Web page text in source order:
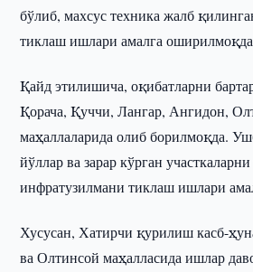
бўлиб, махсус техника жалб
тиклаш ишлари амалга
Қайд этилишича, оқибатларни
Қорача, Қуччи, Лангар, Ангидон,
маҳаллаларида олиб борилмоқда.
йўллар ва зарар кўрган
инфратузилмани тиклаш ишлари
Хусусан, Хатирчи қурилиш касб-
ва Олтинсой маҳалласида ишлар